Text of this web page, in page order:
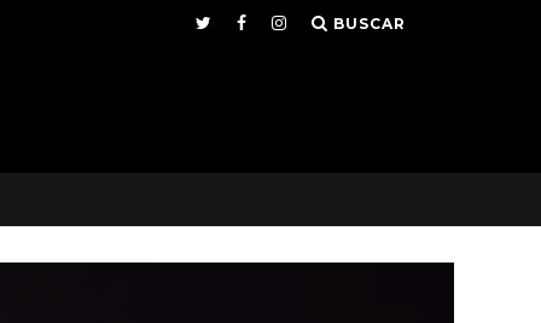
BUSCAR